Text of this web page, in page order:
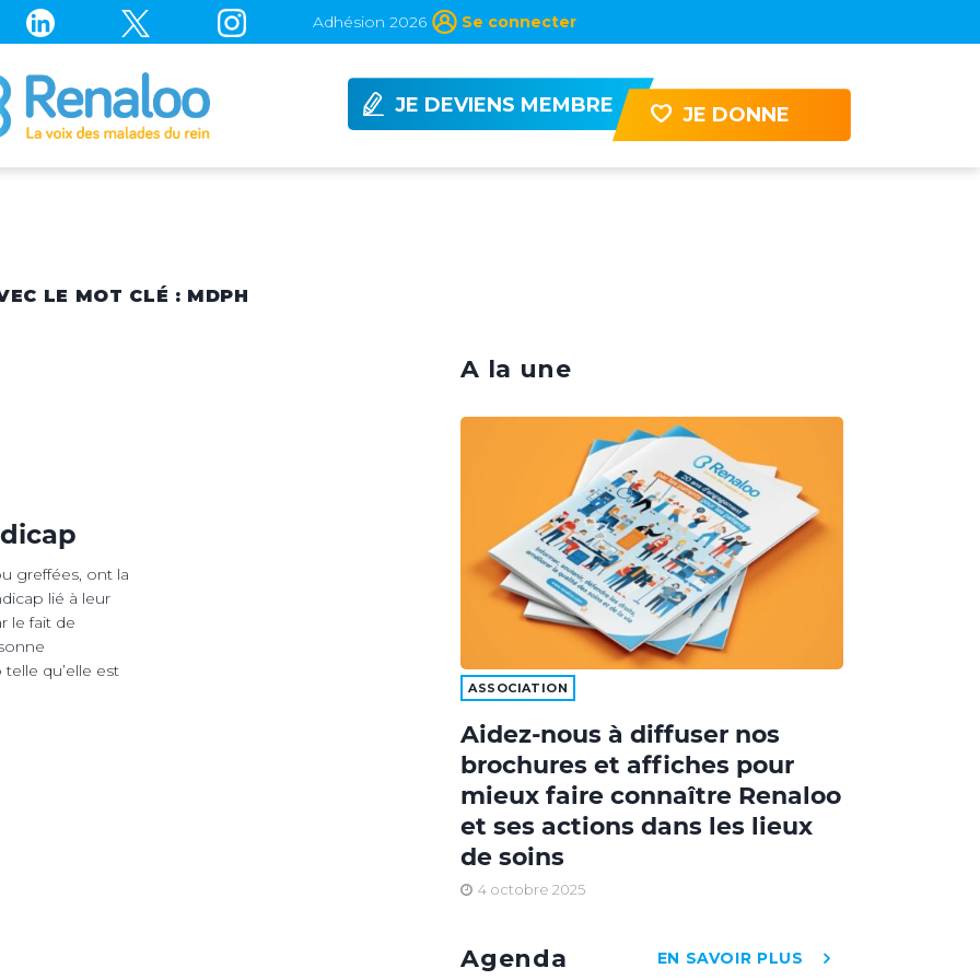
Adhésion 2026 Se connecter
JE DEVIENS MEMBRE JE DONNE
LE MOT CLÉ : MDPH
greffées, ont la
lié à leur
le fait de
qu’elle est
A la une
ASSOCIATION
Aidez-nous à diffuser nos
brochures et affiches pour
mieux faire connaître Renaloo
et ses actions dans les lieux
de soins
4 octobre 2025
Agenda EN SAVOIR PLUS